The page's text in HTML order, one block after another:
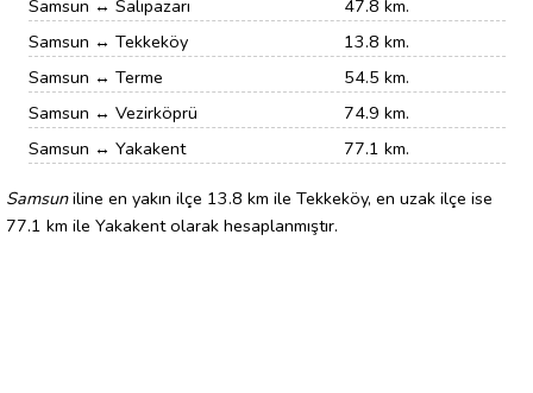
Samsun ↔ Salıpazarı
47.8 km.
Samsun ↔ Tekkeköy
13.8 km.
Samsun ↔ Terme
54.5 km.
Samsun ↔ Vezirköprü
74.9 km.
Samsun ↔ Yakakent
77.1 km.
Samsuniline en yakın ilçe 13.8 km ile Tekkeköy, en uzak ilçe ise
77.1 km ile Yakakent olarak hesaplanmıştır.